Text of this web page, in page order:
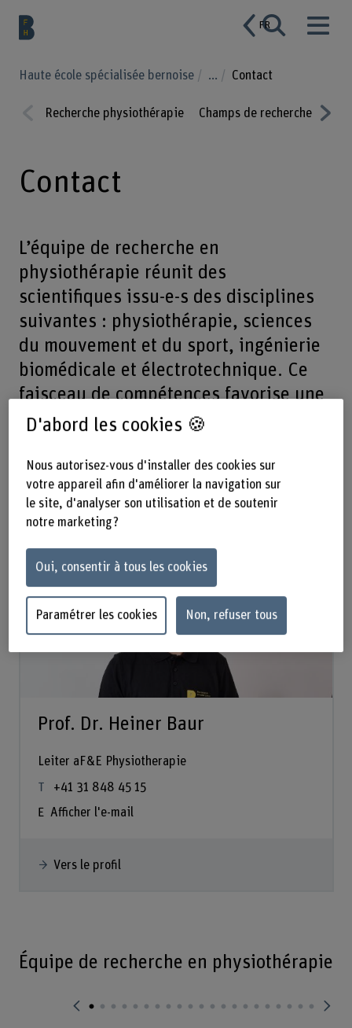
FR
Haute école spécialisée bernoise ... Contact
ious
Recherche physiothérapie Champs de recherche
Contact
L’équipe de recherche en
physiothérapie réunit des
scientifiques issu-e-s des disciplines
suivantes : physiothérapie, sciences
du mouvement et du sport, ingénierie
biomédicale et électrotechnique. Ce
faisceau de compétences favorise une
expertise appropriée à la pratique de
Direction
Prof. Dr. Heiner Baur
Leiter aF&E Physiotherapie
+41 31 848 45 15
Afficher l'e-mail
Vers le profil
Équipe de recherche en physiothérapie
D'abord les cookies 🍪
Nous autorisez-vous d'installer des cookies sur
votre appareil afin d'améliorer la navigation sur
le site, d'analyser son utilisation et de soutenir
notre marketing ?
Oui, consentir à tous les cookies
Paramétrer les cookies Non, refuser tous